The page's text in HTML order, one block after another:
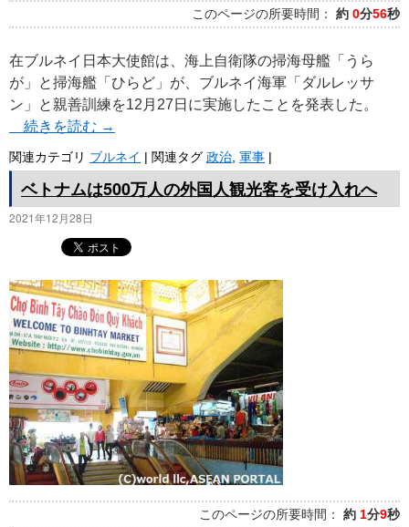
このページの所要時間： 約 0分56秒
在ブルネイ日本大使館は、海上自衛隊の掃海母艦「うら
が」と掃海艦「ひらど」が、ブルネイ海軍「ダルレッサ
ン」と親善訓練を12月27日に実施したことを発表した。
続きを読む →
関連カテゴリ ブルネイ | 関連タグ 政治 軍事 |
ベトナムは500万人の外国人観光客を受け入れへ
2021年12月28日
このページの所要時間： 約 1分9秒